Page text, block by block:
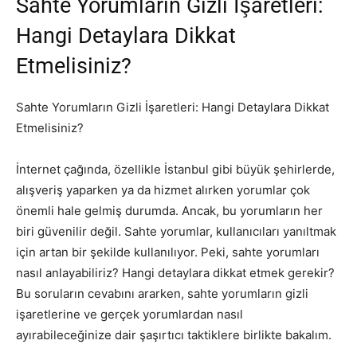
Sahte Yorumların Gizli İşaretleri:
Hangi Detaylara Dikkat
Etmelisiniz?
Sahte Yorumların Gizli İşaretleri: Hangi Detaylara Dikkat
Etmelisiniz?
İnternet çağında, özellikle İstanbul gibi büyük şehirlerde,
alışveriş yaparken ya da hizmet alırken yorumlar çok
önemli hale gelmiş durumda. Ancak, bu yorumların her
biri güvenilir değil. Sahte yorumlar, kullanıcıları yanıltmak
için artan bir şekilde kullanılıyor. Peki, sahte yorumları
nasıl anlayabiliriz? Hangi detaylara dikkat etmek gerekir?
Bu soruların cevabını ararken, sahte yorumların gizli
işaretlerine ve gerçek yorumlardan nasıl
ayırabileceğinize dair şaşırtıcı taktiklere birlikte bakalım.